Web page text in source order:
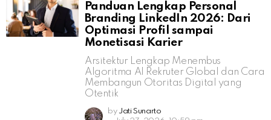
Panduan Lengkap Personal
Branding LinkedIn 2026: Dari
Optimasi Profil sampai
Monetisasi Karier
Arsitektur Lengkap Menembus
Algoritma AI Rekruter Global dan Cara
Membangun Otoritas Digital yang
Otentik
by Jati Sunarto